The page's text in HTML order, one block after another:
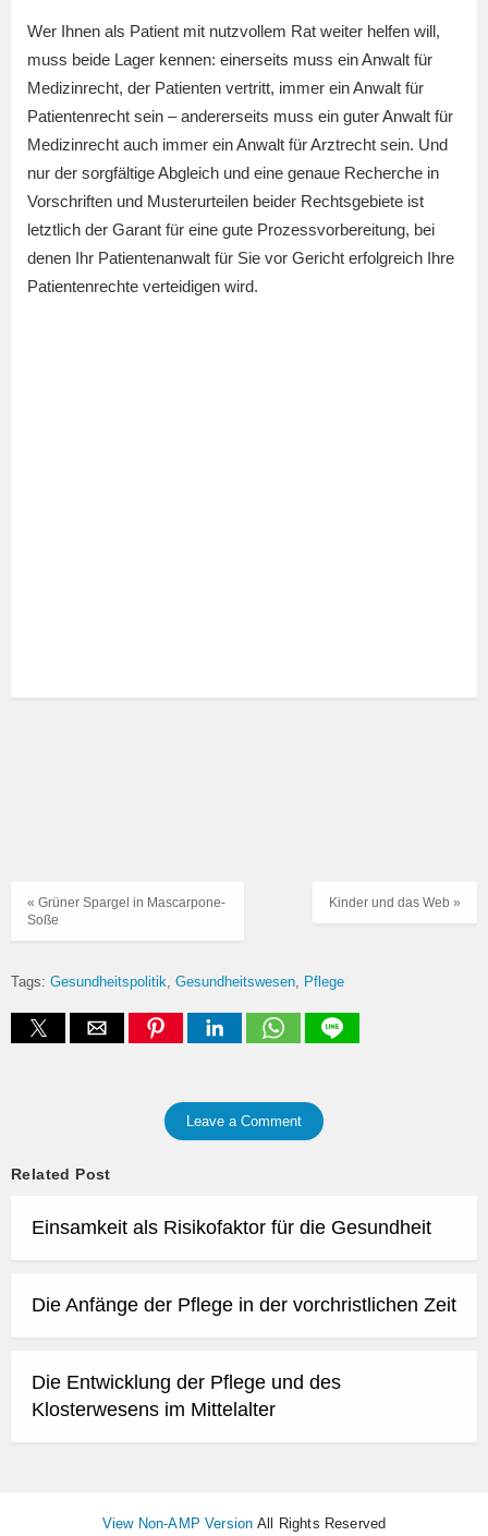
Wer Ihnen als Patient mit nutzvollem Rat weiter helfen will,
muss beide Lager kennen: einerseits muss ein Anwalt für
Medizinrecht, der Patienten vertritt, immer ein Anwalt für
Patientenrecht sein – andererseits muss ein guter Anwalt für
Medizinrecht auch immer ein Anwalt für Arztrecht sein. Und
nur der sorgfältige Abgleich und eine genaue Recherche in
Vorschriften und Musterurteilen beider Rechtsgebiete ist
letztlich der Garant für eine gute Prozessvorbereitung, bei
denen Ihr Patientenanwalt für Sie vor Gericht erfolgreich Ihre
Patientenrechte verteidigen wird.
Kinder und das Web »
« Grüner Spargel in Mascarpone-
Soße
Tags: Gesundheitspolitik Gesundheitswesen Pflege
Leave a Comment
Related Post
Einsamkeit als Risikofaktor für die Gesundheit
Die Anfänge der Pflege in der vorchristlichen Zeit
Die Entwicklung der Pflege und des
Klosterwesens im Mittelalter
View Non-AMP Version All Rights Reserved